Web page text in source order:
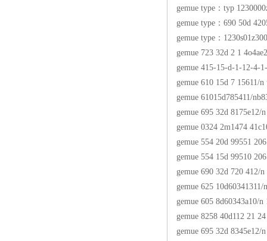
gemue type：typ
gemue type：690 50d
gemue type：
gemue 723 32d 2 1
gemue 415-15-d-1-12-4-
gemue 610 15d 7 15611/n
gemue 61015d785411/
gemue 695 32d 8175e12/n
gemue 0324 2m1474
gemue 554 20d 99551
gemue 554 15d 99510
gemue 690 32d 720 412/n
gemue 625 10d60341311/
gemue 605 8d60343a10/n
gemue 8258 40d112 21
gemue 695 32d 8345e12/